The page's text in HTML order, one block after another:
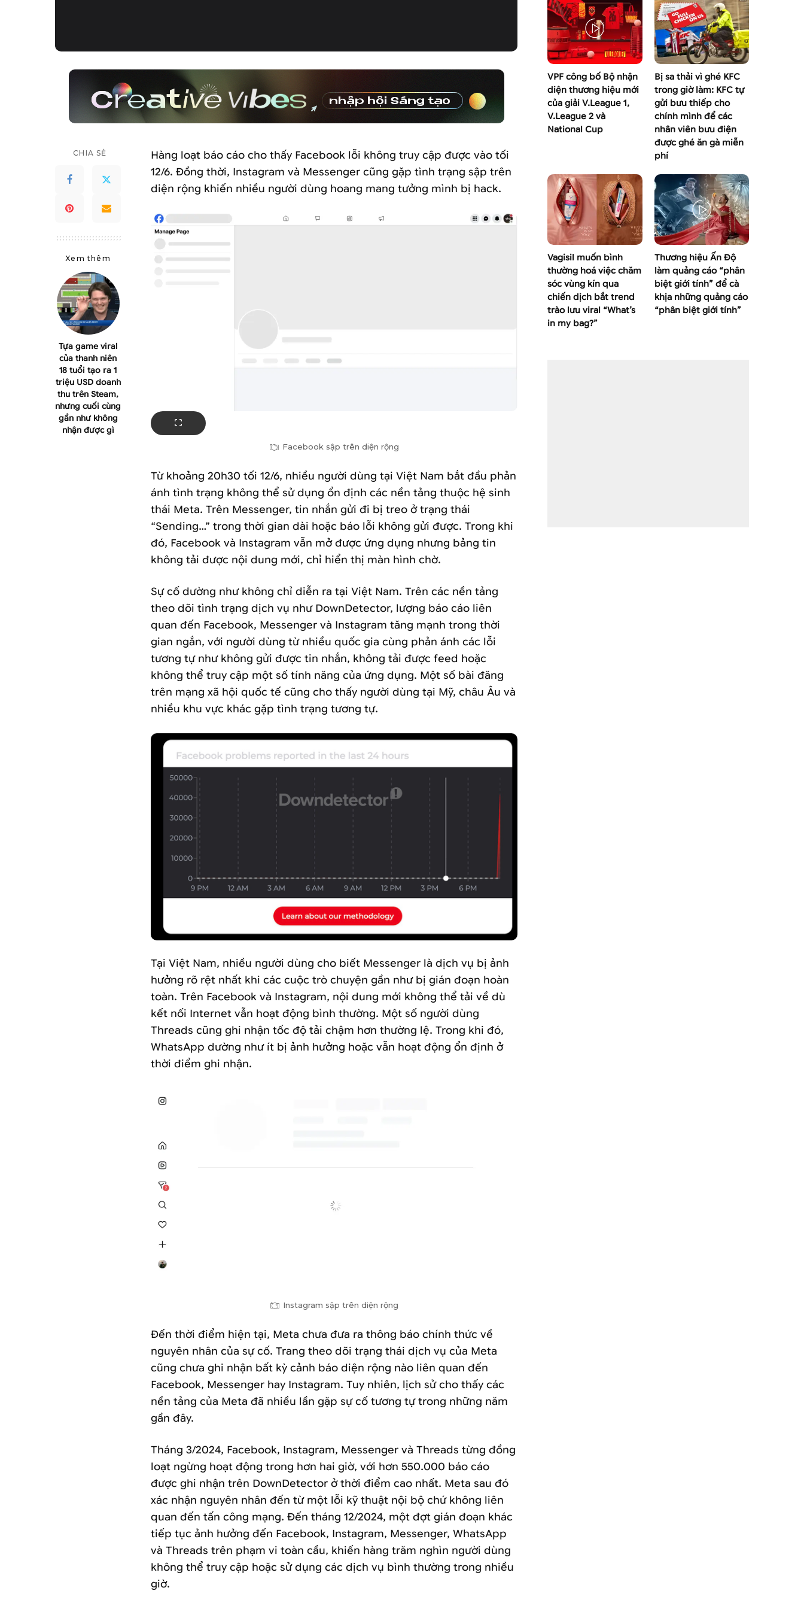
CHIA SẺ
Xem thêm
Tựa game viral
của thanh niên
18 tuổi tạo ra 1
triệu USD doanh
thu trên Steam,
nhưng cuối cùng
gần như không
nhận được gì
Hàng loạt báo cáo cho thấy Facebook lỗi không truy cập được vào tối
12/6. Đồng thời, Instagram và Messenger cũng gặp tình trạng sập trên
diện rộng khiến nhiều người dùng hoang mang tưởng mình bị hack.
Facebook sập trên diện rộng
Từ khoảng 20h30 tối 12/6, nhiều người dùng tại Việt Nam bắt đầu phản
ánh tình trạng không thể sử dụng ổn định các nền tảng thuộc hệ sinh
thái Meta. Trên Messenger, tin nhắn gửi đi bị treo ở trạng thái
“Sending…” trong thời gian dài hoặc báo lỗi không gửi được. Trong khi
đó, Facebook và Instagram vẫn mở được ứng dụng nhưng bảng tin
không tải được nội dung mới, chỉ hiển thị màn hình chờ.
Sự cố dường như không chỉ diễn ra tại Việt Nam. Trên các nền tảng
theo dõi tình trạng dịch vụ như DownDetector, lượng báo cáo liên
quan đến Facebook, Messenger và Instagram tăng mạnh trong thời
gian ngắn, với người dùng từ nhiều quốc gia cùng phản ánh các lỗi
tương tự như không gửi được tin nhắn, không tải được feed hoặc
không thể truy cập một số tính năng của ứng dụng. Một số bài đăng
trên mạng xã hội quốc tế cũng cho thấy người dùng tại Mỹ, châu Âu và
nhiều khu vực khác gặp tình trạng tương tự.
Tại Việt Nam, nhiều người dùng cho biết Messenger là dịch vụ bị ảnh
hưởng rõ rệt nhất khi các cuộc trò chuyện gần như bị gián đoạn hoàn
toàn. Trên Facebook và Instagram, nội dung mới không thể tải về dù
kết nối Internet vẫn hoạt động bình thường. Một số người dùng
Threads cũng ghi nhận tốc độ tải chậm hơn thường lệ. Trong khi đó,
WhatsApp dường như ít bị ảnh hưởng hoặc vẫn hoạt động ổn định ở
thời điểm ghi nhận.
Instagram sập trên diện rộng
Đến thời điểm hiện tại, Meta chưa đưa ra thông báo chính thức về
nguyên nhân của sự cố. Trang theo dõi trạng thái dịch vụ của Meta
cũng chưa ghi nhận bất kỳ cảnh báo diện rộng nào liên quan đến
Facebook, Messenger hay Instagram. Tuy nhiên, lịch sử cho thấy các
nền tảng của Meta đã nhiều lần gặp sự cố tương tự trong những năm
gần đây.
Tháng 3/2024, Facebook, Instagram, Messenger và Threads từng đồng
loạt ngừng hoạt động trong hơn hai giờ, với hơn 550.000 báo cáo
được ghi nhận trên DownDetector ở thời điểm cao nhất. Meta sau đó
xác nhận nguyên nhân đến từ một lỗi kỹ thuật nội bộ chứ không liên
quan đến tấn công mạng. Đến tháng 12/2024, một đợt gián đoạn khác
tiếp tục ảnh hưởng đến Facebook, Instagram, Messenger, WhatsApp
và Threads trên phạm vi toàn cầu, khiến hàng trăm nghìn người dùng
không thể truy cập hoặc sử dụng các dịch vụ bình thường trong nhiều
giờ.
VPF công bố Bộ nhận
diện thương hiệu mới
của giải V.League 1,
V.League 2 và
National Cup
Bị sa thải vì ghé KFC
trong giờ làm: KFC tự
gửi bưu thiếp cho
chính mình để các
nhân viên bưu điện
được ghé ăn gà miễn
phí
Vagisil muốn bình
thường hoá việc chăm
sóc vùng kín qua
chiến dịch bắt trend
trào lưu viral “What’s
in my bag?”
Thương hiệu Ấn Độ
làm quảng cáo “phân
biệt giới tính” để cà
khịa những quảng cáo
“phân biệt giới tính”